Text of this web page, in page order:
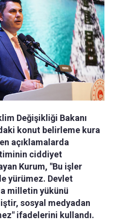
Değişikliği Bakanı
konut belirleme kura
açıklamalarda
ciddiyet
Kurum, "Bu işler
yürümez. Devlet
milletin yükünü
sosyal medyadan
ifadelerini kullandı.